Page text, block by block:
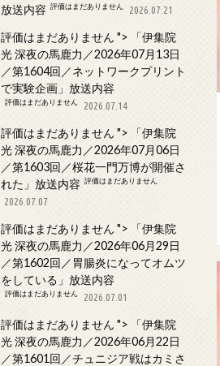
放送内容 評価はまだありません 2026.07.21
評価はまだありません ">
「伊集院
光 深夜の馬鹿力／2026年07月13日
／第1604回／ネットワークプリント
で実験企画」放送内容
評価はまだありません 2026.07.14
評価はまだありません ">
「伊集院
光 深夜の馬鹿力／2026年07月06日
／第1603回／桜花一門万博が開催さ
れた」放送内容 評価はまだありません
2026.07.07
評価はまだありません ">
「伊集院
光 深夜の馬鹿力／2026年06月29日
／第1602回／胃腸炎になってオムツ
をしている」放送内容
評価はまだありません 2026.07.01
評価はまだありません ">
「伊集院
光 深夜の馬鹿力／2026年06月22日
／第1601回／チュニジア戦はカミさ